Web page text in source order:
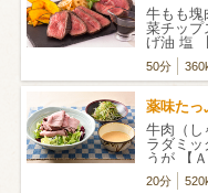
牛もも塊
菜チップ
げ油 塩
ょう 【
50分
牛肉（し
ラダミッ
うが 【
子こしょ
20分